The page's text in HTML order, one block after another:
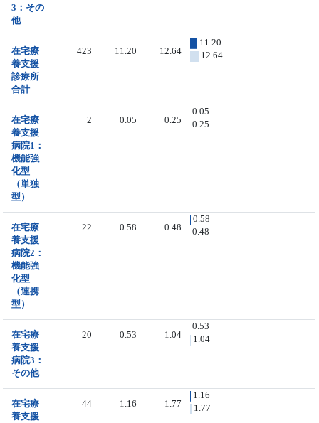
3：その
他
在宅療
養支援
診療所
合計
423 11.20 12.64
11.20
12.64
在宅療
養支援
病院1：
機能強
化型
（単独
型）
2 0.05 0.25
0.05
0.25
在宅療
養支援
病院2：
機能強
化型
（連携
型）
22 0.58 0.48
0.58
0.48
在宅療
養支援
病院3：
その他
20 0.53 1.04
0.53
1.04
在宅療
養支援
44 1.16 1.77
1.16
1.77